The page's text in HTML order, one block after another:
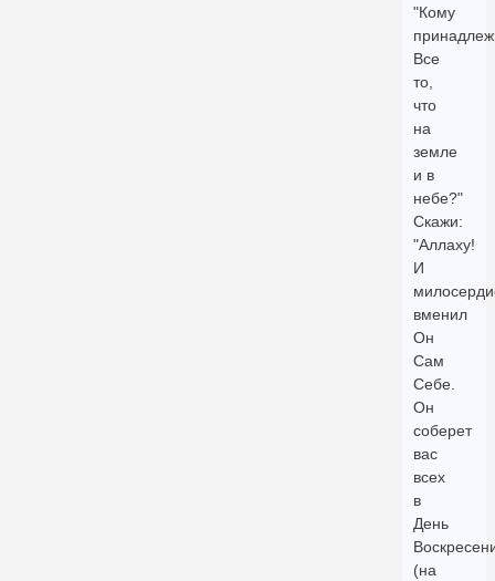
"Кому
Все
то,
что
на
земле
и в
небе?"
Скажи:
"Аллаху!
И
вменил
Он
Сам
Себе.
Он
соберет
вас
всех
в
День
(на